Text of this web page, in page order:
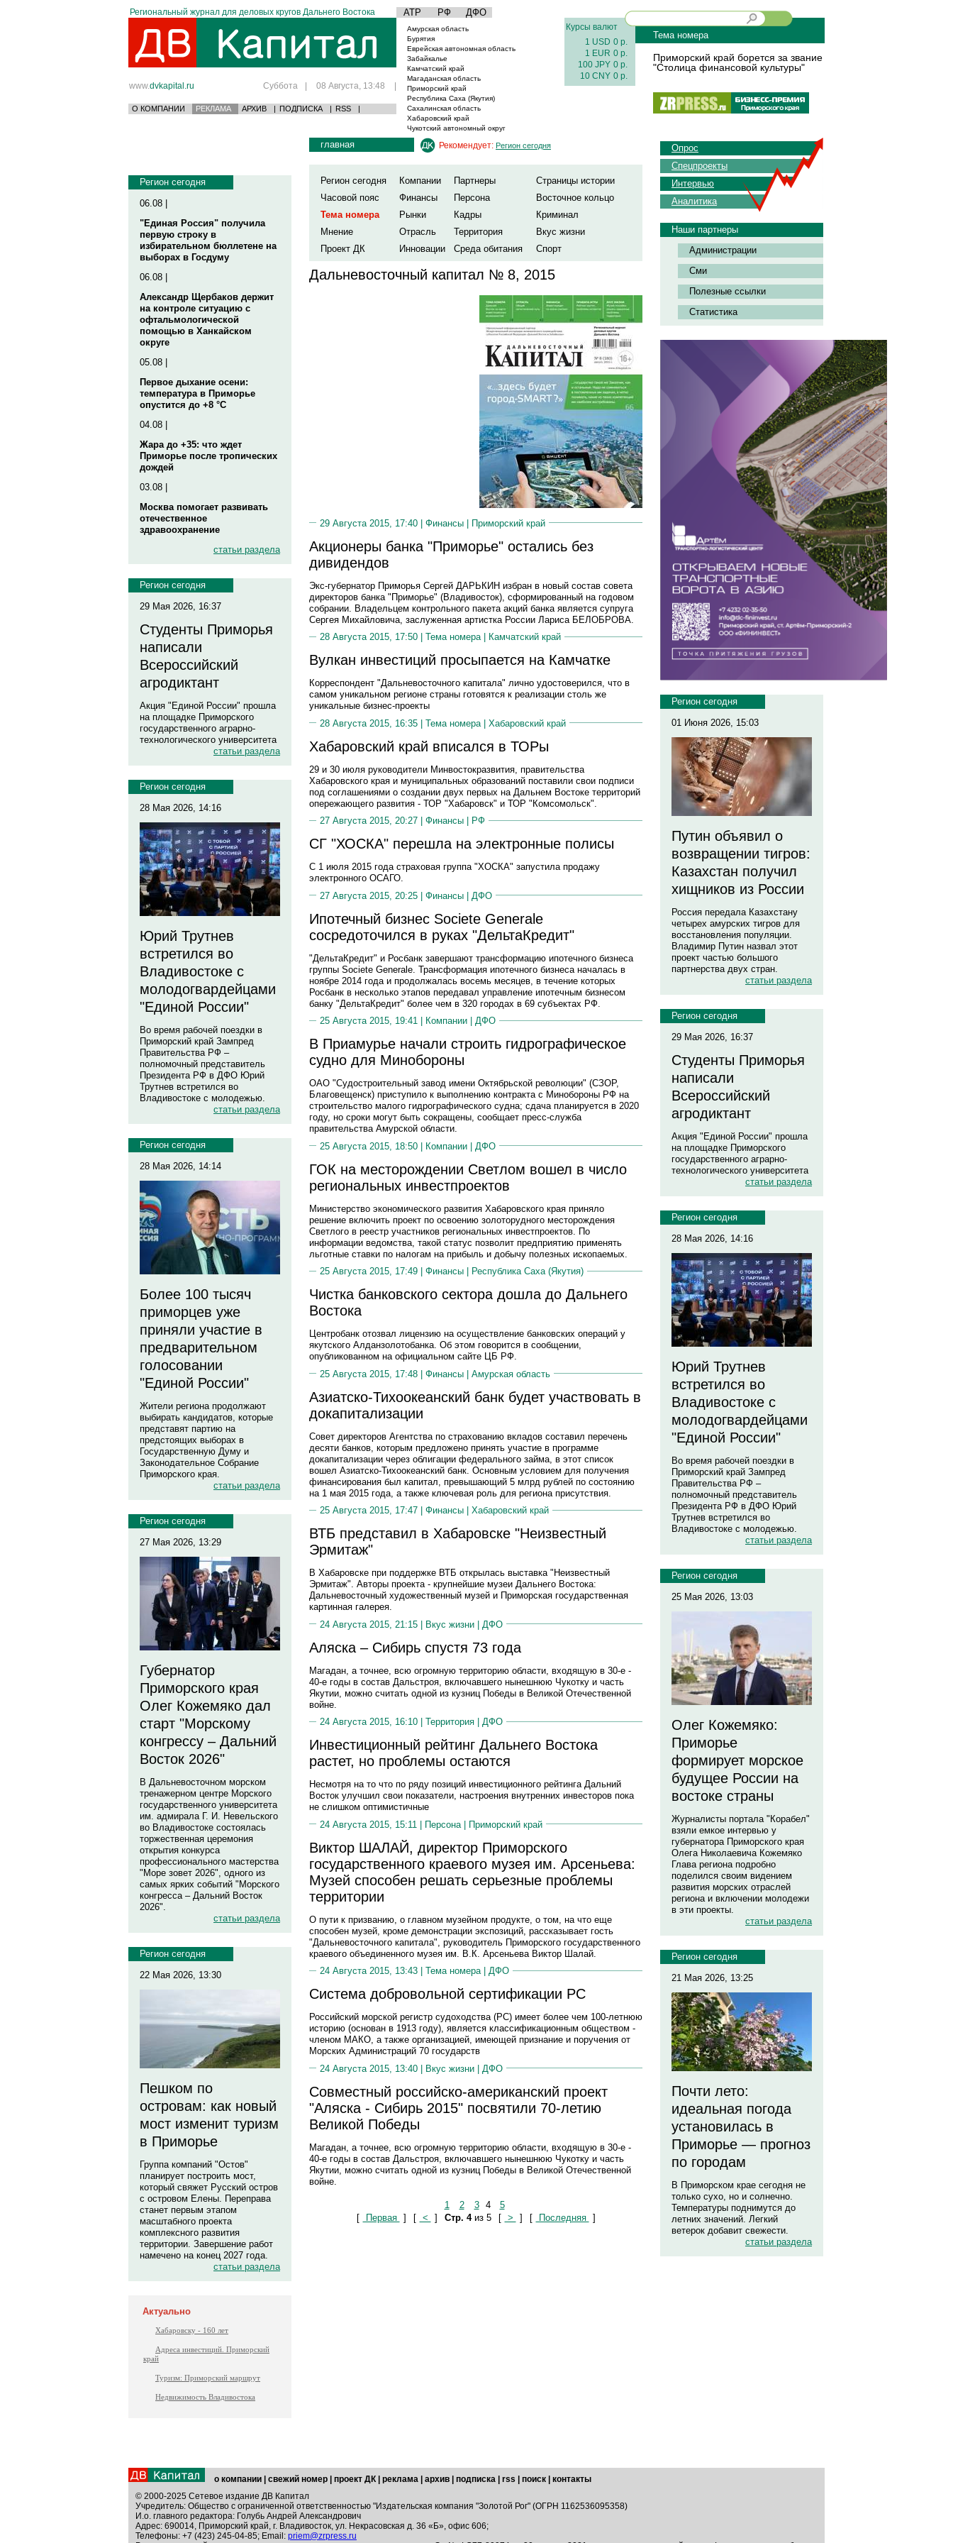
Региональный журнал для деловых кругов Дальнего Востока АТР РФ ДФО
www.dvkapital.ru Суббота | 08 Августа, 13:48 |
О КОМПАНИИ РЕКЛАМА АРХИВ | ПОДПИСКА | RSS |
Амурская область
Бурятия
Еврейская автономная область
Забайкалье
Камчатский край
Магаданская область
Приморский край
Республика Саха (Якутия)
Сахалинская область
Хабаровский край
Чукотский автономный округ
Курсы валют
1 USD 0 р.
1 EUR 0 р.
100 JPY 0 р.
10 CNY 0 р.
Тема номера
Приморский край борется за звание
"Столица финансовой культуры"
Регион сегодня
06.08 |
"Единая Россия" получила
первую строку в
избирательном бюллетене на
выборах в Госдуму
06.08 |
Александр Щербаков держит
на контроле ситуацию с
офтальмологической
помощью в Ханкайском
округе
05.08 |
Первое дыхание осени:
температура в Приморье
опустится до +8 °C
04.08 |
Жара до +35: что ждет
Приморье после тропических
дождей
03.08 |
Москва помогает развивать
отечественное
здравоохранение
статьи раздела
Регион сегодня
29 Мая 2026, 16:37
Студенты Приморья
написали
Всероссийский
агродиктант
Акция "Единой России" прошла
на площадке Приморского
государственного аграрно-
технологического университета
статьи раздела
Регион сегодня
28 Мая 2026, 14:16
Юрий Трутнев
встретился во
Владивостоке с
молодогвардейцами
"Единой России"
Во время рабочей поездки в
Приморский край Зампред
Правительства РФ –
полномочный представитель
Президента РФ в ДФО Юрий
Трутнев встретился во
Владивостоке с молодежью.
статьи раздела
Регион сегодня
28 Мая 2026, 14:14
Более 100 тысяч
приморцев уже
приняли участие в
предварительном
голосовании
"Единой России"
Жители региона продолжают
выбирать кандидатов, которые
представят партию на
предстоящих выборах в
Государственную Думу и
Законодательное Собрание
Приморского края.
статьи раздела
Регион сегодня
27 Мая 2026, 13:29
Губернатор
Приморского края
Олег Кожемяко дал
старт "Морскому
конгрессу – Дальний
Восток 2026"
В Дальневосточном морском
тренажерном центре Морского
государственного университета
им. адмирала Г. И. Невельского
во Владивостоке состоялась
торжественная церемония
открытия конкурса
профессионального мастерства
"Море зовет 2026", одного из
самых ярких событий "Морского
конгресса – Дальний Восток
2026".
статьи раздела
Регион сегодня
22 Мая 2026, 13:30
Пешком по
островам: как новый
мост изменит туризм
в Приморье
Группа компаний "Остов"
планирует построить мост,
который свяжет Русский остров
с островом Елены. Переправа
станет первым этапом
масштабного проекта
комплексного развития
территории. Завершение работ
намечено на конец 2027 года.
статьи раздела
Актуально
Хабаровску - 160 лет
Адреса инвестиций. Приморский
край
Туризм: Приморский маршрут
Недвижимость Владивостока
главная Рекомендует: Регион сегодня
Регион сегодня Компании Партнеры
Страницы истории
Часовой пояс
Финансы Персона
Восточное кольцо
Тема номера
Рынки Кадры
Криминал
Мнение
Отрасль Территория
Вкус жизни
Проект ДК
Инновации Среда обитания Спорт
Дальневосточный капитал № 8, 2015
29 Августа 2015, 17:40 | Финансы | Приморский край
Акционеры банка "Приморье" остались без
дивидендов
Экс-губернатор Приморья Сергей ДАРЬКИН избран в новый состав совета
директоров банка "Приморье" (Владивосток), сформированный на годовом
собрании. Владельцем контрольного пакета акций банка является супруга
Сергея Михайловича, заслуженная артистка Росcии Лариса БЕЛОБРОВА.
28 Августа 2015, 17:50 | Тема номера| Камчатский край
Вулкан инвестиций просыпается на Камчатке
Корреспондент "Дальневосточного капитала" лично удостоверился, что в
самом уникальном регионе страны готовятся к реализации столь же
уникальные бизнес-проекты
28 Августа 2015, 16:35 | Тема номера | Хабаровский край
Хабаровский край вписался в ТОРы
29 и 30 июля руководители Минвостокразвития, правительства
Хабаровского края и муниципальных образований поставили свои подписи
под соглашениями о создании двух первых на Дальнем Востоке территорий
опережающего развития - ТОР "Хабаровск" и ТОР "Комсомольск".
27 Августа 2015, 20:27 | Финансы РФ
СГ "ХОСКА" перешла на электронные полисы
С 1 июля 2015 года страховая группа "ХОСКА" запустила продажу
электронного ОСАГО.
27 Августа 2015, 20:25 | Финансы | ДФО
Ипотечный бизнес Societe Generale
сосредоточился в руках "ДельтаКредит"
"ДельтаКредит" и Росбанк завершают трансформацию ипотечного бизнеса
группы Societe Generale. Трансформация ипотечного бизнеса началась в
ноябре 2014 года и продолжалась восемь месяцев, в течение которых
Росбанк в несколько этапов передавал управление ипотечным бизнесом
банку "ДельтаКредит" более чем в 320 городах в 69 субъектах РФ.
25 Августа 2015, 19:41 |
Компании ДФО
В Приамурье начали строить гидрографическое
судно для Минобороны
ОАО "Судостроительный завод имени Октябрьской революции" (CЗОР,
Благовещенск) приступило к выполнению контракта с Минобороны РФ на
строительство малого гидрографического судна; сдача планируется в 2020
году, но сроки могут быть сокращены, сообщает пресс-служба
правительства Амурской области.
25 Августа 2015, 18:50 | Компании | ДФО
ГОК на месторождении Светлом вошел в число
региональных инвестпроектов
Министерство экономического развития Хабаровского края приняло
решение включить проект по освоению золоторудного месторождения
Светлого в реестр участников региональных инвестпроектов. По
информации ведомства, такой статус позволит предприятию применять
льготные ставки по налогам на прибыль и добычу полезных ископаемых.
25 Августа 2015, 17:49 | Финансы Республика Саха (Якутия)
Чистка банковского сектора дошла до Дальнего
Востока
Центробанк отозвал лицензию на осуществление банковских операций у
якутского Алданзолотобанка. Об этом говорится в сообщении,
опубликованном на официальном сайте ЦБ РФ.
25 Августа 2015, 17:48 | Финансы | Амурская область
Азиатско-Тихоокеанский банк будет участвовать в
докапитализации
Совет директоров Агентства по страхованию вкладов составил перечень
десяти банков, которым предложено принять участие в программе
докапитализации через облигации федерального займа, в этот список
вошел Азиатско-Тихоокеанский банк. Основным условием для получения
финансирования был капитал, превышающий 5 млрд рублей по состоянию
на 1 мая 2015 года, а также ключевая роль для региона присутствия.
25 Августа 2015, 17:47 | Финансы Хабаровский край
ВТБ представил в Хабаровске "Неизвестный
Эрмитаж"
В Хабаровске при поддержке ВТБ открылась выставка "Неизвестный
Эрмитаж". Авторы проекта - крупнейшие музеи Дальнего Востока:
Дальневосточный художественный музей и Приморская государственная
картинная галерея.
24 Августа 2015, 21:15 | Вкус жизни | ДФО
Аляска – Сибирь спустя 73 года
Магадан, а точнее, всю огромную территорию области, входящую в 30-е -
40-е годы в состав Дальстроя, включавшего нынешнюю Чукотку и часть
Якутии, можно считать одной из кузниц Победы в Великой Отечественной
войне.
24 Августа 2015, 16:10 | Территория ДФО
Инвестиционный рейтинг Дальнего Востока
растет, но проблемы остаются
Несмотря на то что по ряду позиций инвестиционного рейтинга Дальний
Восток улучшил свои показатели, настроения внутренних инвесторов пока
не слишком оптимистичные
24 Августа 2015, 15:11 | Персона | Приморский край
Виктор ШАЛАЙ, директор Приморского
государственного краевого музея им. Арсеньева:
Музей способен решать серьезные проблемы
территории
О пути к призванию, о главном музейном продукте, о том, на что еще
способен музей, кроме демонстрации экспозиций, рассказывает гость
"Дальневосточного капитала", руководитель Приморского государственного
краевого объединенного музея им. В.К. Арсеньева Виктор Шалай.
24 Августа 2015, 13:43 | Тема номера| ДФО
Система добровольной сертификации РС
Российский морской регистр судоходства (РС) имеет более чем 100-летнюю
историю (основан в 1913 году), является классификационным обществом -
членом МАКО, а также организацией, имеющей признание и поручения от
Морских Администраций 70 государств
24 Августа 2015, 13:40 | Вкус жизни | ДФО
Совместный российско-американский проект
"Аляска - Сибирь 2015" посвятили 70-летию
Великой Победы
Магадан, а точнее, всю огромную территорию области, входящую в 30-е -
40-е годы в состав Дальстроя, включавшего нынешнюю Чукотку и часть
Якутии, можно считать одной из кузниц Победы в Великой Отечественной
войне.
1 2 3 4
5
[
Первая ] [ < ] Стр. 4из 5 [ > ] [ Последняя ]
Опрос
Спецпроекты
Интервью
Аналитика
Наши партнеры
Администрации
Сми
Полезные ссылки
Статистика
Регион сегодня
01 Июня 2026, 15:03
Путин объявил о
возвращении тигров:
Казахстан получил
хищников из России
Россия передала Казахстану
четырех амурских тигров для
восстановления популяции.
Владимир Путин назвал этот
проект частью большого
партнерства двух стран.
статьи раздела
Регион сегодня
29 Мая 2026, 16:37
Студенты Приморья
написали
Всероссийский
агродиктант
Акция "Единой России" прошла
на площадке Приморского
государственного аграрно-
технологического университета
статьи раздела
Регион сегодня
28 Мая 2026, 14:16
Юрий Трутнев
встретился во
Владивостоке с
молодогвардейцами
"Единой России"
Во время рабочей поездки в
Приморский край Зампред
Правительства РФ –
полномочный представитель
Президента РФ в ДФО Юрий
Трутнев встретился во
Владивостоке с молодежью.
статьи раздела
Регион сегодня
25 Мая 2026, 13:03
Олег Кожемяко:
Приморье
формирует морское
будущее России на
востоке страны
Журналисты портала "Корабел"
взяли емкое интервью у
губернатора Приморского края
Олега Николаевича Кожемяко
Глава региона подробно
поделился своим видением
развития морских отраслей
региона и включении молодежи
в эти проекты.
статьи раздела
Регион сегодня
21 Мая 2026, 13:25
Почти лето:
идеальная погода
установилась в
Приморье — прогноз
по городам
В Приморском крае сегодня не
только сухо, но и солнечно.
Температуры поднимутся до
летних значений. Легкий
ветерок добавит свежести.
статьи раздела
о компании свежий номер проект ДК реклама архив подписка rss поиск
контакты
© 2000-2025 Сетевое издание ДВ Капитал
Учредитель: Общество с ограниченной ответственностью "Издательская компания "Золотой Рог" (ОГРН 1162536095358)
И.о. главного редактора: Голубь Андрей Александрович
Адрес: 690014, Приморский край, г. Владивосток, ул. Некрасовская д. 36 «Б», офис 606;
Телефоны: +7 (423) 245-04-85; Email: priem@zrpress.ru